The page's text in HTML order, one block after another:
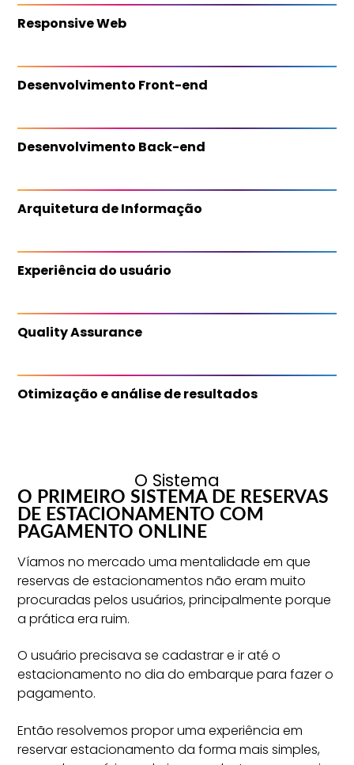
Responsive Web
Desenvolvimento Front-end
Desenvolvimento Back-end
Arquitetura de Informação
Experiência do usuário
Quality Assurance
Otimização e análise de resultados
O Sistema
O PRIMEIRO SISTEMA DE RESERVAS
DE ESTACIONAMENTO COM
PAGAMENTO ONLINE
Víamos no mercado uma mentalidade em que
reservas de estacionamentos não eram muito
procuradas pelos usuários, principalmente porque
a prática era ruim.
O usuário precisava se cadastrar e ir até o
estacionamento no dia do embarque para fazer o
pagamento.
Então resolvemos propor uma experiência em
reservar estacionamento da forma mais simples,